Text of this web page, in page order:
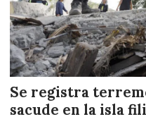
Se registra
sacude en la isla